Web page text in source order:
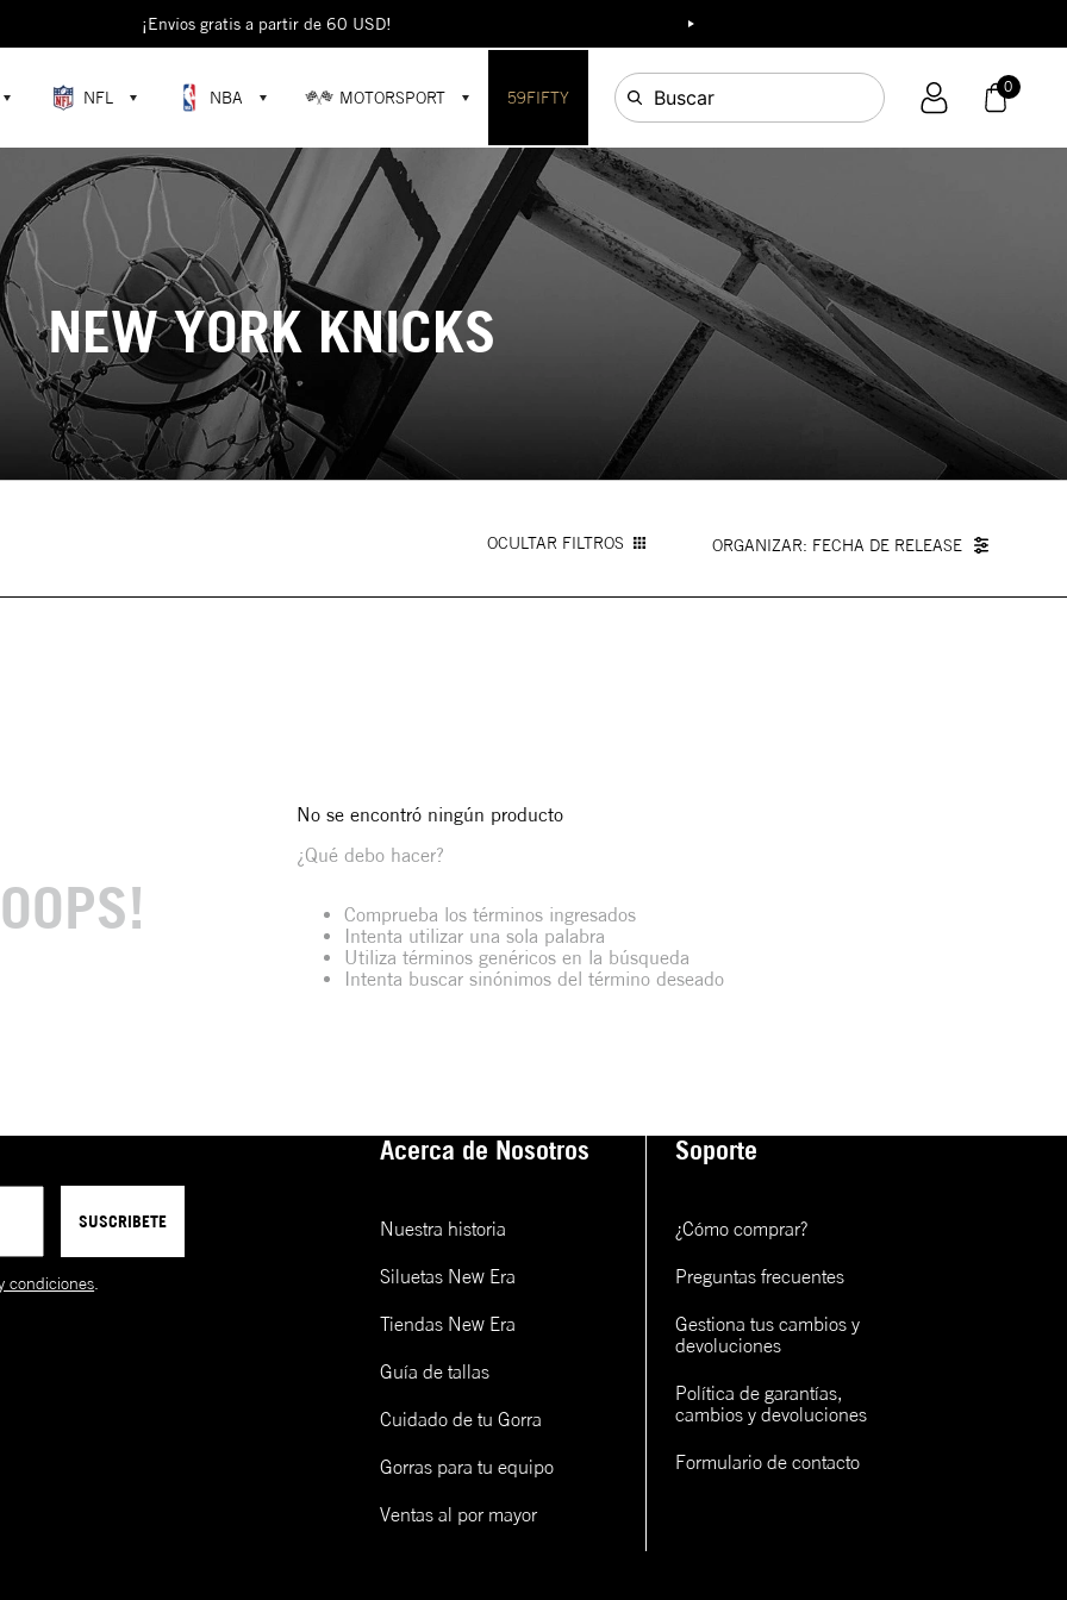
¡Envíos gratis a partir de 60 USD!
NFL NBA MOTORSPORT 59FIFTY Buscar 0
NEW YORK KNICKS
OCULTAR FILTROS FECHA DE RELEASE
OOPS!
No se encontró ningún producto
¿Qué debo hacer?
Comprueba los términos ingresados
Intenta utilizar una sola palabra
Utiliza términos genéricos en la búsqueda
Intenta buscar sinónimos del término deseado
SUSCRIBETE
condiciones
Acerca de Nosotros
Nuestra historia
Siluetas New Era
Tiendas New Era
Guía de tallas
Cuidado de tu Gorra
Gorras para tu equipo
Ventas al por mayor
Soporte
¿Cómo comprar?
Preguntas frecuentes
Gestiona tus cambios y
devoluciones
Política de garantías,
cambios y devoluciones
Formulario de contacto